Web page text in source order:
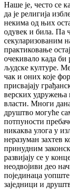
Наше је, често се
да је религија
некима од њих
одувек и била. Па
секуларизованим
практиковање
очекивало када би
људске културе.
чак и оних које
присвајају
верских удружења
власти. Многи
друштво могуће
потпуности
никаква улога у
неразуман захтев
принудним
развијају се у
неодвојиви део
појединаца
заједници и